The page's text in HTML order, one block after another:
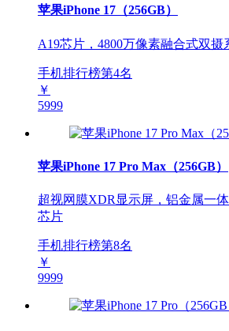
苹果iPhone 17（256GB）
A19芯片，4800万像素融合式双摄
手机排行榜第4名
￥
5999
苹果iPhone 17 Pro Max（256GB）
超视网膜XDR显示屏，铝金属一
芯片
手机排行榜第8名
￥
9999